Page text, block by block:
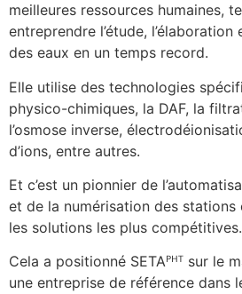
meilleures ressources humaines,
entreprendre l’étude,
des eaux en un temps record.
Elle utilise des technologies
physico-chimiques, la DAF, la
l’osmose inverse,
d’ions, entre autres.
Et c’est un pionnier de
et de la numérisation des
les solutions les plus compétitives.
Cela a positionné SETAᴾᴴᵀ sur le
une entreprise de référence dans